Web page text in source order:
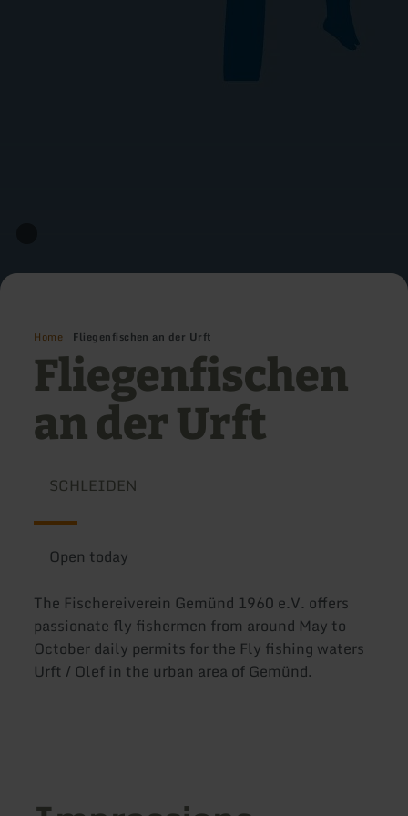
Home Fliegenfischen an der Urft
Fliegenfischen
an der Urft
SCHLEIDEN
Open today
The Fischereiverein Gemünd 1960 e.V. offers
passionate fly fishermen from around May to
October daily permits for the Fly fishing waters
Urft / Olef in the urban area of Gemünd.